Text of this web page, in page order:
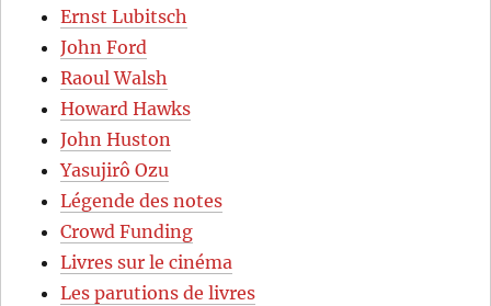
Ernst Lubitsch
John Ford
Raoul Walsh
Howard Hawks
John Huston
Yasujirô Ozu
Légende des notes
Crowd Funding
Livres sur le cinéma
Les parutions de livres